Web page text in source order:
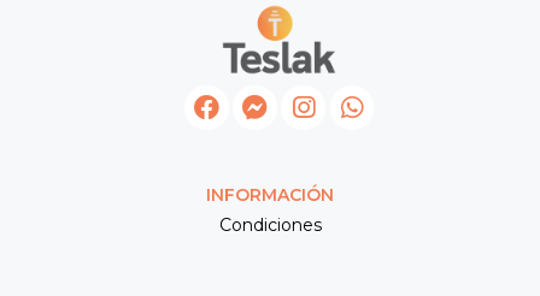
INFORMACIÓN
Condiciones